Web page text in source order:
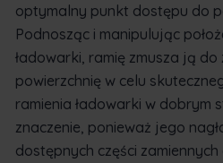
optymalny punkt dostępu do
Podnosząc i manipulując
ładowarki, ramię zmusza ją do
powierzchnię w celu
ramienia ładowarki w dobrym
znaczenie, ponieważ jego
dostępnych części